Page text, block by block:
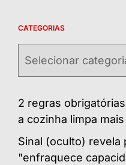
CATEGORIAS
2 regras
a cozinha limpa
Sinal (oculto) revela
"enfraquece